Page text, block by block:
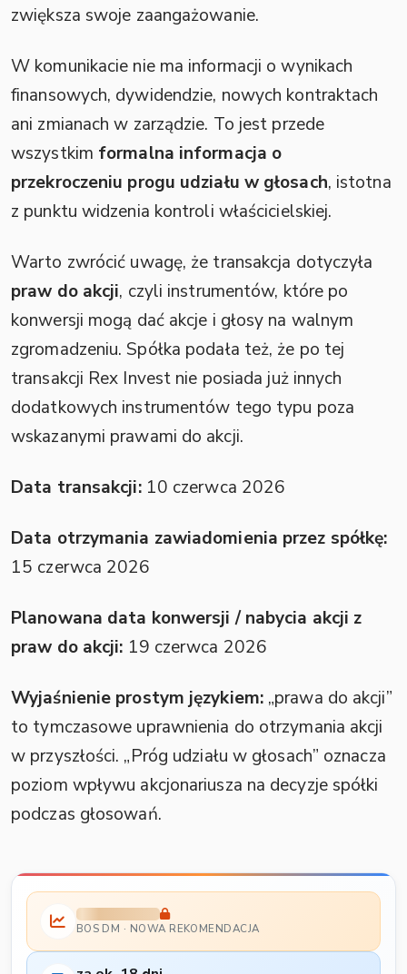
zwiększa swoje zaangażowanie.
W komunikacie nie ma informacji o wynikach
finansowych, dywidendzie, nowych kontraktach
ani zmianach w zarządzie. To jest przede
wszystkim formalna informacja o
przekroczeniu progu udziału w głosach, istotna
z punktu widzenia kontroli właścicielskiej.
Warto zwrócić uwagę, że transakcja dotyczyła
praw do akcji, czyli instrumentów, które po
konwersji mogą dać akcje i głosy na walnym
zgromadzeniu. Spółka podała też, że po tej
transakcji Rex Invest nie posiada już innych
dodatkowych instrumentów tego typu poza
wskazanymi prawami do akcji.
Data transakcji:10 czerwca 2026
Data otrzymania zawiadomienia przez spółkę:
15 czerwca 2026
Planowana data konwersji / nabycia akcji z
praw do akcji: 19 czerwca 2026
Wyjaśnienie prostym językiem:„prawa do akcji”
to tymczasowe uprawnienia do otrzymania akcji
w przyszłości. „Próg udziału w głosach” oznacza
poziom wpływu akcjonariusza na decyzje spółki
podczas głosowań.
BOS DM · NOWA REKOMENDACJA